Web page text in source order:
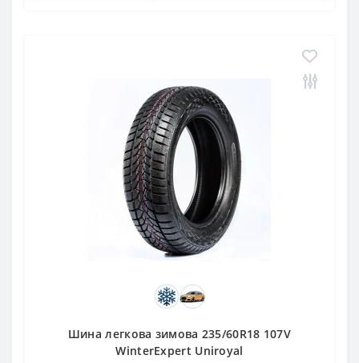
Шина легкова зимова 235/60R18 107V
WinterExpert Uniroyal